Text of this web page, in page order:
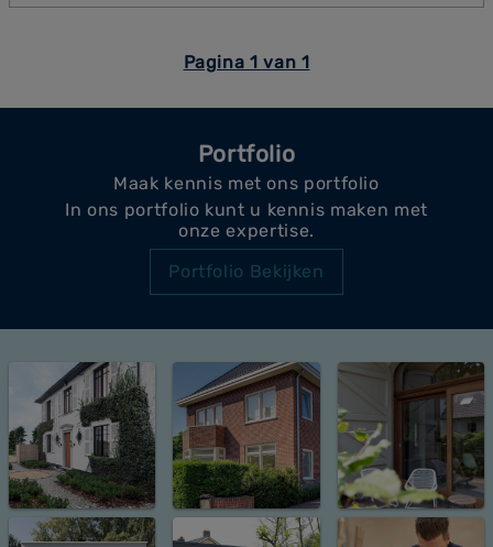
Pagina 1 van 1
Portfolio
Maak kennis met ons portfolio
In ons portfolio kunt u kennis maken met
onze expertise.
Portfolio Bekijken